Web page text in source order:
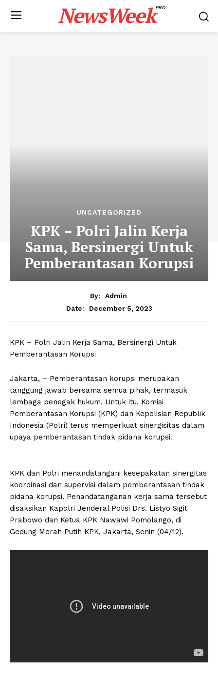
NewsWeekPRO
UNCATEGORIZED
KPK – Polri Jalin Kerja
Sama, Bersinergi Untuk
Pemberantasan Korupsi
By:
Admin
Date:
December 5, 2023
KPK – Polri Jalin Kerja Sama, Bersinergi Untuk
Pemberantasan Korupsi
Jakarta, – Pemberantasan korupsi merupakan
tanggung jawab bersama semua pihak, termasuk
lembaga penegak hukum. Untuk itu, Komisi
Pemberantasan Korupsi (KPK) dan Kepolisian Republik
Indonesia (Polri) terus memperkuat sinergisitas dalam
upaya pemberantasan tindak pidana korupsi.
KPK dan Polri menandatangani kesepakatan sinergitas
koordinasi dan supervisi dalam pemberantasan tindak
pidana korupsi. Penandatanganan kerja sama tersebut
disaksikan Kapolri Jenderal Polisi Drs. Listyo Sigit
Prabowo dan Ketua KPK Nawawi Pomolango, di
Gedung Merah Putih KPK, Jakarta, Senin (04/12).